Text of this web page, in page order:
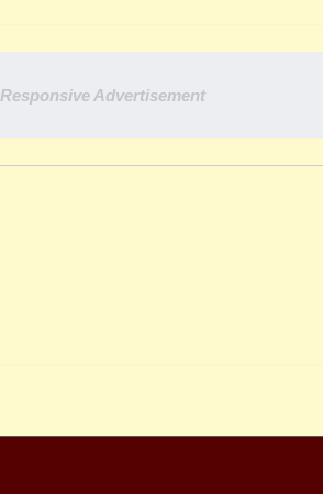
Responsive Advertisement